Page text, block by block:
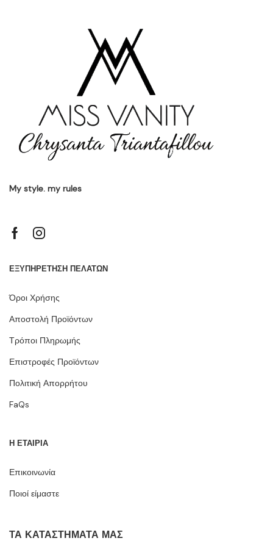
My style. my rules
ΕΞΥΠΗΡΕΤΗΣΗ ΠΕΛΑΤΩΝ
Όροι Χρήσης
Αποστολή Προϊόντων
Τρόποι Πληρωμής
Επιστροφές Προϊόντων
Πολιτική Απορρήτου
FaQs
Η ΕΤΑΙΡΙΑ
Επικοινωνία
Ποιοί είμαστε
ΤΑ ΚΑΤΑΣΤΉΜΑΤΆ ΜΑΣ